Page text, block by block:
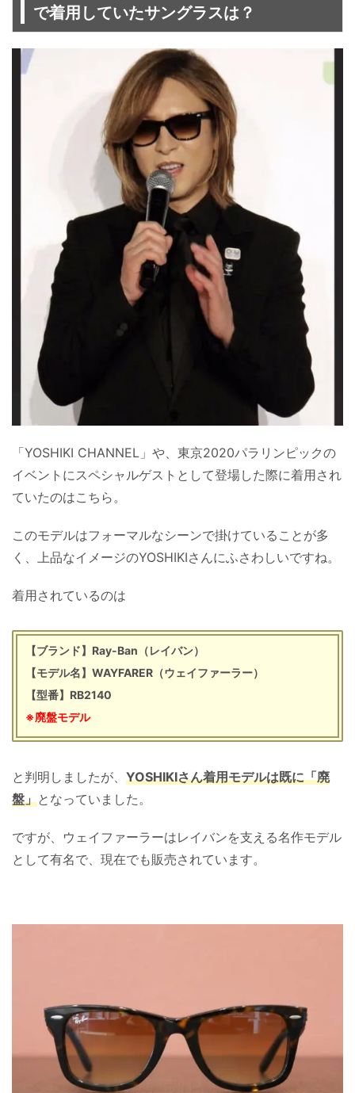
で着用していたサングラスは？
「YOSHIKI CHANNEL」や、東京2020パラリンピックの
イベントにスペシャルゲストとして登場した際に着用され
ていたのはこちら。
このモデルはフォーマルなシーンで掛けていることが多
く、上品なイメージのYOSHIKIさんにふさわしいですね。
着用されているのは
【ブランド】Ray-Ban（レイバン）
【モデル名】WAYFARER（ウェイファーラー）
【型番】RB2140
※廃盤モデル
と判明しましたが、 YOSHIKIさん着用モデルは既に「廃
盤」となっていました。
ですが、ウェイファーラーはレイバンを支える名作モデル
として有名で、現在でも販売されています。